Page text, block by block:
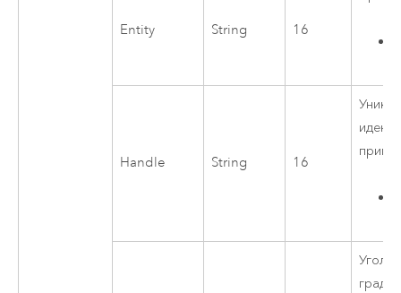
Entity String 16
Handle String 16
Угол